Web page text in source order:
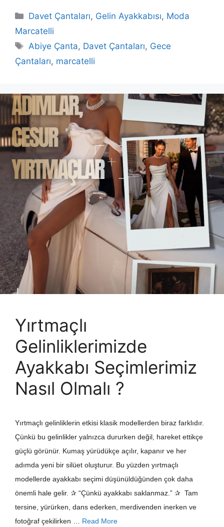
Kategoriler
Davet Çantaları, Gelin Ayakkabısı, Moda
Marcatelli
Etiketler
Abiye Çanta, Davet Çantaları, Gece
Çantaları, marcatelli
Yırtmaçlı
Gelinliklerimizde
Ayakkabı Seçimlerimiz
Nasıl Olmalı ?
Yırtmaçlı gelinliklerin etkisi klasik modellerden biraz farklıdır.
Çünkü bu gelinlikler yalnızca dururken değil, hareket ettikçe
güçlü görünür. Kumaş yürüdükçe açılır, kapanır ve her
adımda yeni bir silüet oluşturur. Bu yüzden yırtmaçlı
modellerde ayakkabı seçimi düşünüldüğünden çok daha
önemli hale gelir. ✰ “Çünkü ayakkabı saklanmaz.” ✰ Tam
tersine, yürürken, dans ederken, merdivenden inerken ve
fotoğraf çekilirken … Read More